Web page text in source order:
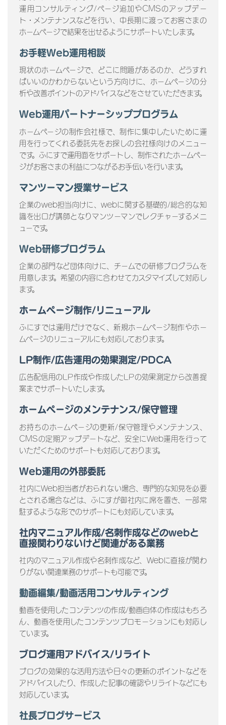
運用コンサルティング/ページ追加やCMSのアップデー
ト・メンテナンスなどを行い、中長期に渡ってお客さまの
ホームページで結果を出せるようにサポートいたします。
お手軽Web運用相談
現状のホームページで、どこに問題があるのか、どうすれ
ばいいのかわからないという方向けに、ホームページの分
析や改善ポイントのアドバイスなどをさせていただきます。
Web運用パートナーシッププログラム
ホームページの制作会社様で、制作に集中したいために運
用を行ってくれる委託先をお探しの会社様向けのメニュー
です。ふにすで運用面をサポートし、制作されたホームペー
ジがお客さまの利益につながるお手伝いを行います。
マンツーマン授業サービス
企業のweb担当向けに、webに関する基礎的/総合的な知
識を出口が講師となりマンツーマンでレクチャーするメニ
ューです。
Web研修プログラム
企業の部門など団体向けに、チームでの研修プログラムを
用意します。希望の内容に合わせてカスタマイズして対応し
ます。
ホームページ制作/リニューアル
ふにすでは運用だけでなく、新規ホームページ制作やホー
ムページのリニューアルにも対応しております。
LP制作/広告運用の効果測定/PDCA
広告配信用のLP作成や作成したLPの効果測定から改善提
案までサポートいたします。
ホームページのメンテナンス/保守管理
お持ちのホームページの更新/保守管理やメンテナンス、
CMSの定期アップデートなど、安全にWeb運用を行って
いただくためのサポートも対応しております。
Web運用の外部委託
社内にWeb担当者がおられない場合、専門的な知見を必要
とされる場合などは、ふにすが御社内に席を置き、一部常
駐するような形でのサポートにも対応しています。
社内マニュアル作成/名刺作成などのwebと
直接関わりないけど関連がある業務
社内のマニュアル作成や名刺作成など、Webに直接が関わ
りがない関連業務のサポートも可能です。
動画編集/動画活用コンサルティング
動画を使用したコンテンツの作成/動画自体の作成はもちろ
ん、動画を使用したコンテンツプロモーションにも対応し
ています。
ブログ運用アドバイス/リライト
ブログの効果的な活用方法や日々の更新のポイントなどを
アドバイスしたり、作成した記事の確認やリライトなどにも
対応しています。
社長ブログサービス